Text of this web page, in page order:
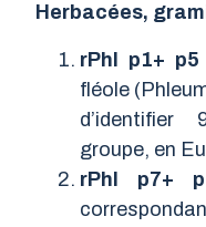
Herbacées,
rPhl p1+ p5
fléole
d’identifier
groupe, en
rPhl p7+